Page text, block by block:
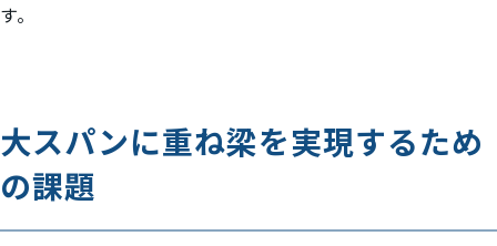
す。
大スパンに重ね梁を実現するため
の課題